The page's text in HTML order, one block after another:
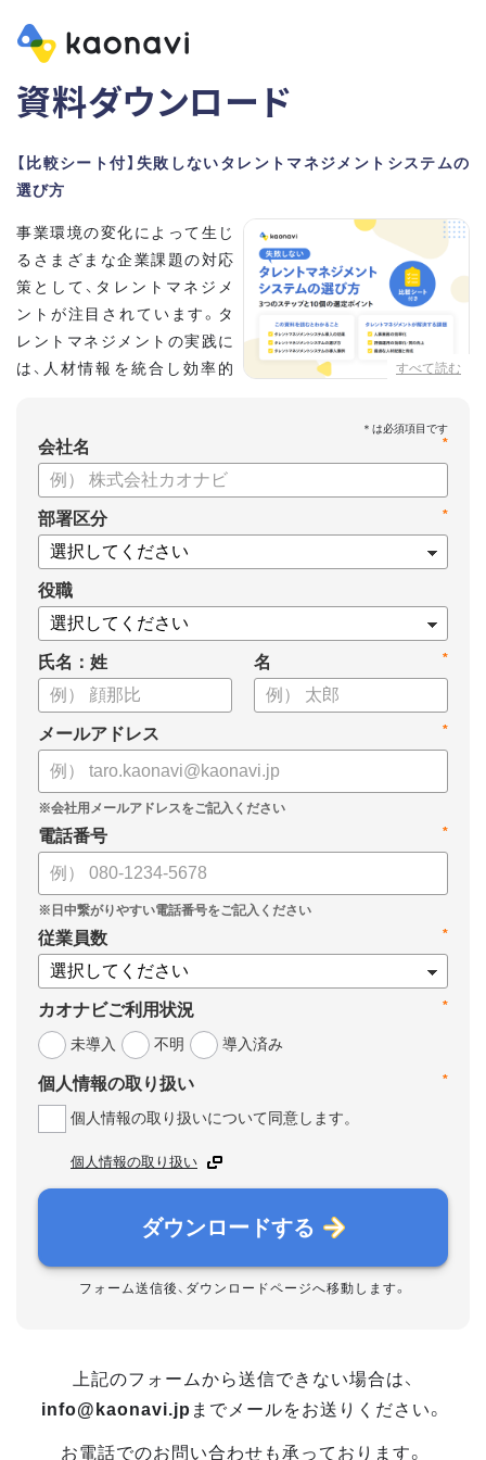
資料ダウンロード
【比較シート付】失敗しないタレントマネジメントシステムの
選び方
すべて読む
事業環境の変化によって生じ
るさまざまな企業課題の対応
策として、タレントマネジメ
ントが注目されています。タ
レントマネジメントの実践に
は、人材情報を統合し効率的
・タレントマネジメントが必要な企業の特徴
・タレントマネジメントシステム導入を検討する際の10個の選
定ポイント
・システム導入までの3つのステップ
についてまとめています。ぜひお役立てください。
*
会社名
*
部署区分
役職
氏名：姓 *
名
*
メールアドレス
*
電話番号
*
従業員数
*
カオナビご利用状況
未導入
不明 導入済み
*
個人情報の取り扱い
個人情報の取り扱いについて同意します。
個人情報の取り扱い
ダウンロードする
フォーム送信後、ダウンロードページへ移動します。
上記のフォームから送信できない場合は、
info@kaonavi.jp までメールをお送りください。
お電話でのお問い合わせも承っております。